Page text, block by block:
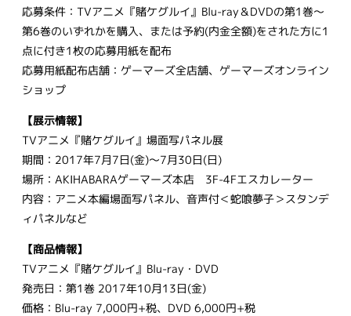
応募条件：TVアニメ『賭ケグルイ』Blu-ray＆DVDの第1巻～
第6巻のいずれかを購入、または予約(内金全額)をされた方に1
点に付き1枚の応募用紙を配布
応募用紙配布店舗：ゲーマーズ全店舗、ゲーマーズオンライン
ショップ
【展示情報】
TVアニメ『賭ケグルイ』場面写パネル展
期間：2017年7月7日(金)～7月30日(日)
場所：AKIHABARAゲーマーズ本店 3F-4Fエスカレーター
内容：アニメ本編場面写パネル、音声付＜蛇喰夢子＞スタンデ
ィパネルなど
【商品情報】
TVアニメ『賭ケグルイ』Blu-ray・DVD
発売日：第1巻 2017年10月13日(金)
価格：Blu-ray 7,000円+税、DVD 6,000円+税